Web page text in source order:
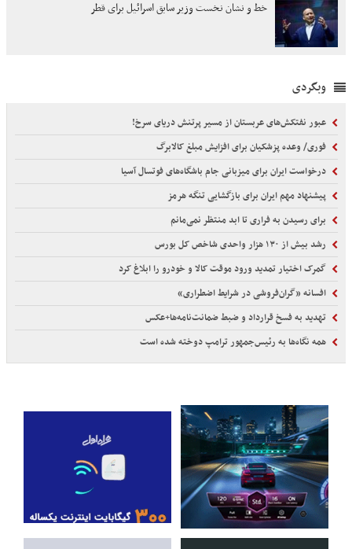
خط و نشان نخست وزیر سابق اسرائیل برای قطر
وبگردی
عبور نفتکش‌های عربستان از مسیر پرتنش دریای سرخ!
فوری/ وعده پزشکیان برای افزایش مبلغ کالابرگ
درخواست ایران برای میزبانی جام باشگاه‌های فوتسال آسیا
پیشنهاد مهم ایران برای بازگشایی تنگه هرمز
برای رسیدن به فراری تا ابد منتظر نمی‌مانم
رشد بیش از ۱۳۰ هزار واحدی شاخص کل بورس
گمرک اختیار تمدید ورود موقت کالا و خودرو را ابلاغ کرد
افسانه «گران‌فروشی در شرایط اضطراری»
تهدید به فسخ قرارداد و ضبط ضمانت‌نامه‌ها+عکس
همه نگاه‌ها به رئیس‌جمهور ترامپ دوخته شده است